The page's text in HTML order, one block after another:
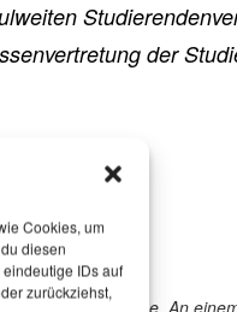
Cookies, um
diesen
IDs auf
zurückziehst,
der